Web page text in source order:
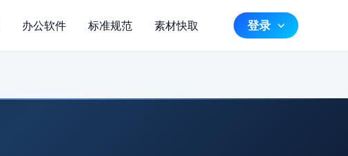
办公软件 标准规范 素材快取 登录